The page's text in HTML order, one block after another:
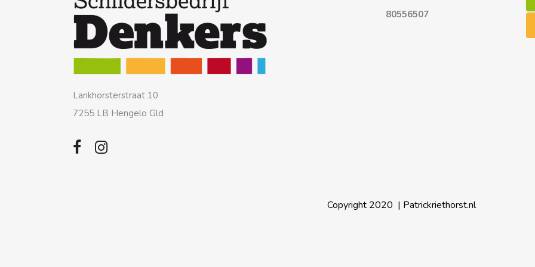
Lankhorsterstraat 10
7255 LB Hengelo Gld
80556507
Copyright 2020 | Patrickriethorst.nl